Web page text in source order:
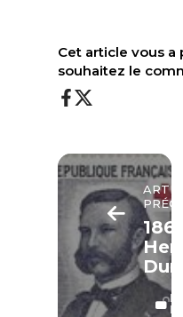
Cet article vous a
souhaitez le
1867.
Henri